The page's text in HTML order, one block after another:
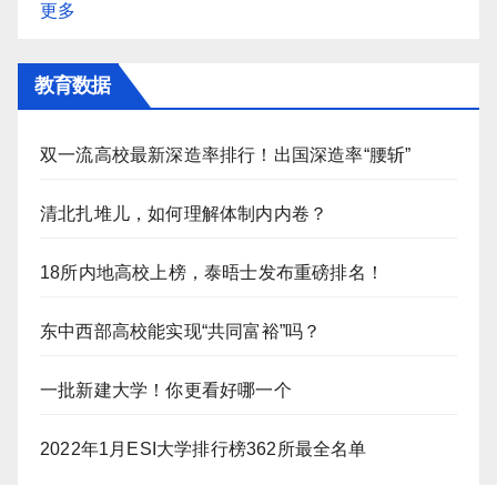
更多
教育数据
双一流高校最新深造率排行！出国深造率“腰斩”
清北扎堆儿，如何理解体制内内卷？
18所内地高校上榜，泰晤士发布重磅排名！
东中西部高校能实现“共同富裕”吗？
一批新建大学！你更看好哪一个
2022年1月ESI大学排行榜362所最全名单